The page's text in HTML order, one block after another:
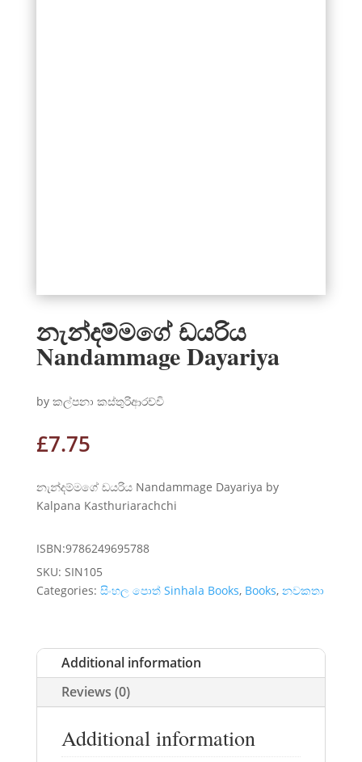
නැන්දම්මගේ ඩයරිය
Nandammage Dayariya
by කල්පනා කස්තුරිආරච්චි
£7.75
නැන්දම්මගේ ඩයරිය Nandammage Dayariya by
Kalpana Kasthuriarachchi
ISBN:9786249695788
SKU: SIN105
Categories: සිංහල පොත් Sinhala Books, Books, නවකතා
Additional information
Reviews (0)
Additional information